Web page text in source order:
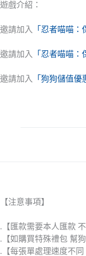
到
遊戲介紹：
邀請加入 「忍者喵喵：
邀請加入 「忍者喵喵：
邀請加入 「狗狗儲值優
【注意事項】
.【匯款需要本人匯款
.【如購買特殊禮包 幫
.【每張單處理速度不同